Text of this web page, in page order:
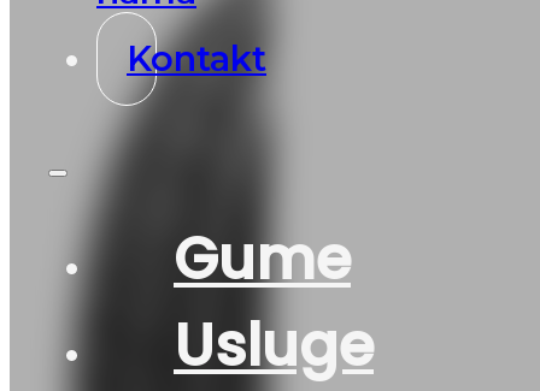
Kontakt
Gume
Usluge